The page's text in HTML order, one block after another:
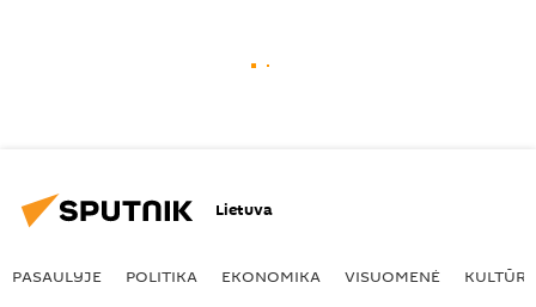
Lietuva
PASAULYJE POLITIKA EKONOMIKA VISUOMENĖ KULTŪRA